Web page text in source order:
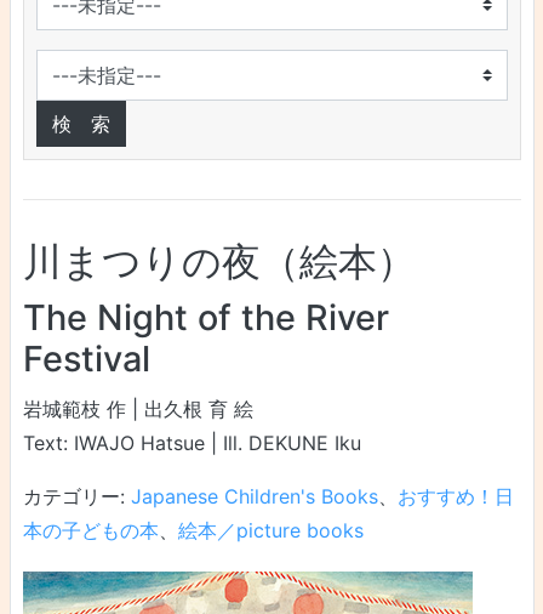
川まつりの夜（絵本）
The Night of the River
Festival
岩城範枝 作 | 出久根 育 絵
Text: IWAJO Hatsue | Ill. DEKUNE Iku
カテゴリー: Japanese Children's Books、 おすすめ！日
本の子どもの本、 絵本／picture books